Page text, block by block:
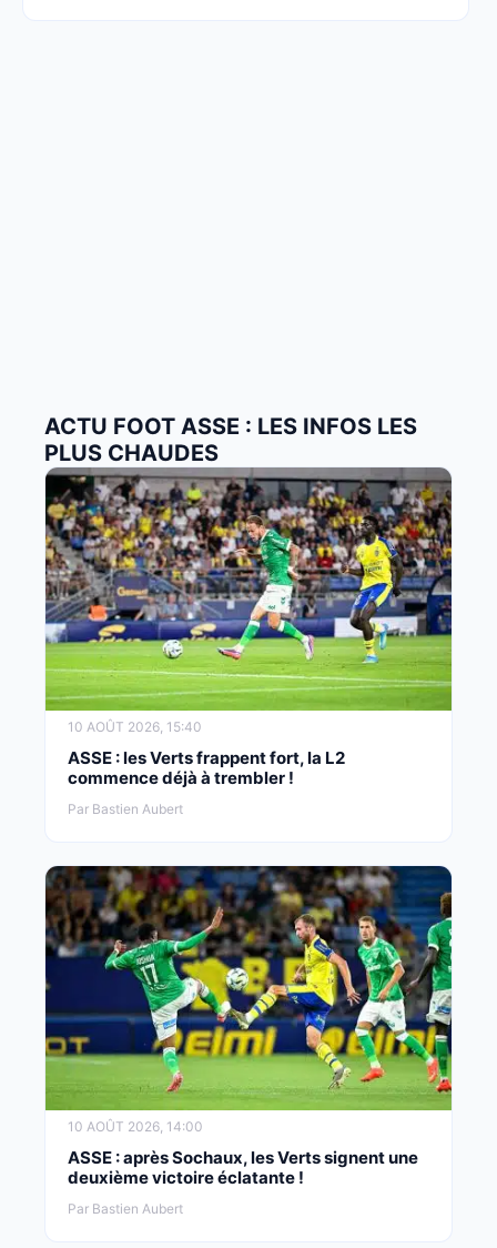
ACTU FOOT ASSE : LES INFOS LES
PLUS CHAUDES
10 AOÛT 2026, 15:40
ASSE : les Verts frappent fort, la L2
commence déjà à trembler !
Par Bastien Aubert
10 AOÛT 2026, 14:00
ASSE : après Sochaux, les Verts signent une
deuxième victoire éclatante !
Par Bastien Aubert